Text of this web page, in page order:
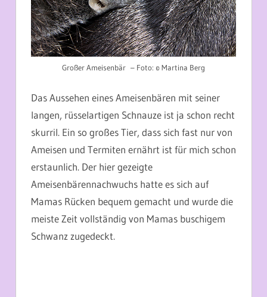
Großer Ameisenbär – Foto: © Martina Berg
Das Aussehen eines Ameisenbären mit seiner
langen, rüsselartigen Schnauze ist ja schon recht
skurril. Ein so großes Tier, dass sich fast nur von
Ameisen und Termiten ernährt ist für mich schon
erstaunlich. Der hier gezeigte
Ameisenbärennachwuchs hatte es sich auf
Mamas Rücken bequem gemacht und wurde die
meiste Zeit vollständig von Mamas buschigem
Schwanz zugedeckt.